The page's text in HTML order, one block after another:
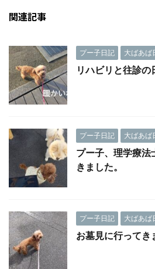
関連記事
プー子日記 大ばあば
リハビリと往診の
プー子日記 大ばあば
プー子、理学療法
きました。
プー子日記 大ばあば
お墓見に行ってき